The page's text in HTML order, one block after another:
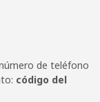
⁦$10⁩ ⁦23¢⁩
de teléfono
código del